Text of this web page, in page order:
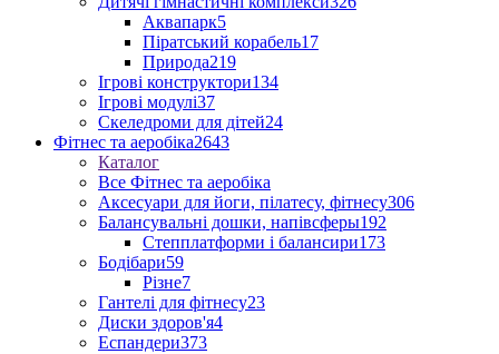
Аквапарк5
Піратський корабель17
Природа219
Ігрові конструктори134
Ігрові модулі37
Скеледроми для дітей24
Фітнес та аеробіка2643
Каталог
Все Фітнес та аеробіка
Аксесуари для йоги, пілатесу, фітнесу306
Балансувальні дошки, напівсферы192
Степплатформи і балансири173
Бодібари59
Різне7
Гантелі для фітнесу23
Диски здоров'я4
Еспандери373